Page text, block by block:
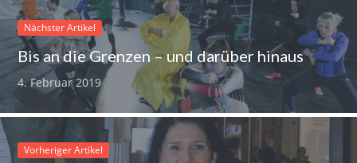
Nächster Artikel
Bis an die Grenzen – und darüber hinaus
4. Februar 2019
Vorheriger Artikel